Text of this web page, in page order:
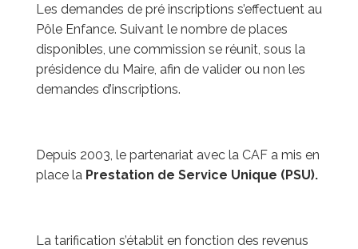
Les demandes de pré inscriptions s’effectuent au
Pôle Enfance. Suivant le nombre de places
disponibles, une commission se réunit, sous la
présidence du Maire, afin de valider ou non les
demandes d’inscriptions.
Depuis 2003, le partenariat avec la CAF a mis en
place la Prestation de Service Unique (PSU).
La tarification s’établit en fonction des revenus